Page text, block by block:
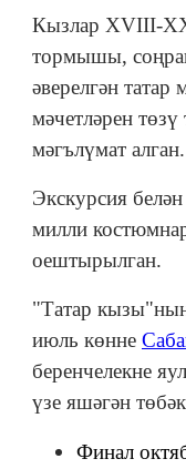
Кызлар XVIII-
тормышы,
әверелгән татар
мәчетләрен
мәгълүмат алган.
Экскурсия
милли
оештырылган.
"Татар
июль көнне
беренчелекне
үзе яшәгән
Финал